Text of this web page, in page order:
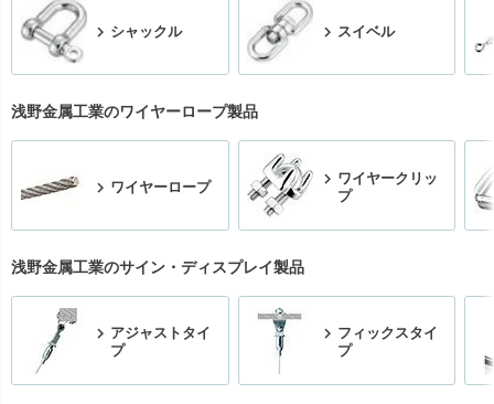
シャックル スイベル
浅野金属工業のワイヤーロープ製品
ワイヤーロープ
ワイヤークリッ
プ
浅野金属工業のサイン・ディスプレイ製品
アジャストタイ
プ
フィックスタイ
プ